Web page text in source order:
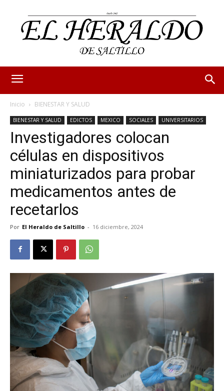
Inicio BIENESTAR Y SALUD
BIENESTAR Y SALUD EDICTOS MEXICO SOCIALES UNIVERSITARIOS
Investigadores colocan
células en dispositivos
miniaturizados para probar
medicamentos antes de
recetarlos
Por El Heraldo de Saltillo - 16 diciembre, 2024